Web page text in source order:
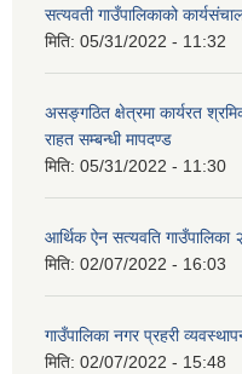
सत्यवती गाउँपालिकाको
मिति: 05/31/2022 - 11:32
असङ्गठित क्षेत्रमा कार्यरत
राहत सम्बन्धी मापदण्ड
मिति: 05/31/2022 - 11:30
आर्थिक ऐन सत्यवति गाउँपालिका
मिति: 02/07/2022 - 16:03
गाउँपालिका नगर प्रहरी
मिति: 02/07/2022 - 15:48